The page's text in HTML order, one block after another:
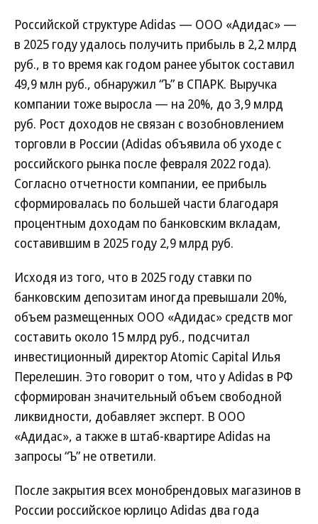
Российской структуре Adidas — ООО «Адидас» —
в 2025 году удалось получить прибыль в 2,2 млрд
руб., в то время как годом ранее убыток составил
49,9 млн руб., обнаружил “Ъ” в СПАРК. Выручка
компании тоже выросла — на 20%, до 3,9 млрд
руб. Рост доходов не связан с возобновлением
торговли в России (Adidas объявила об уходе с
российского рынка после февраля 2022 года).
Согласно отчетности компании, ее прибыль
сформировалась по большей части благодаря
процентным доходам по банковским вкладам,
составившим в 2025 году 2,9 млрд руб.
Исходя из того, что в 2025 году ставки по
банковским депозитам иногда превышали 20%,
объем размещенных ООО «Адидас» средств мог
составить около 15 млрд руб., подсчитал
инвестиционный директор Atomic Capital Илья
Перелешин. Это говорит о том, что у Adidas в РФ
сформирован значительный объем свободной
ликвидности, добавляет эксперт. В ООО
«Адидас», а также в штаб-квартире Adidas на
запросы “Ъ” не ответили.
После закрытия всех монобрендовых магазинов в
России российское юрлицо Adidas два года